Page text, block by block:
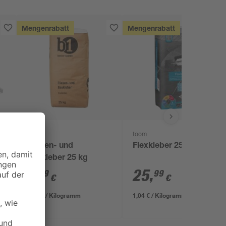
Mengenrabatt
Fliesen- und
Baukleber 25 kg
89 €
0,32 € / Kilogramm
Mengenrabatt
toom
Flexkleber 25 kg
25,99 €
1,04 € / Kilogramm